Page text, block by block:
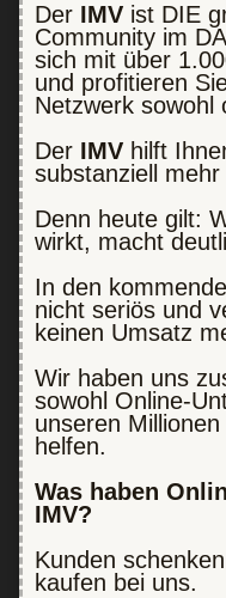
Der IMVist DIE
Community im
sich mit über
und profitieren
Netzwerk sowohl
Der IMVhilft
substanziell
Denn heute gilt:
wirkt, macht
In den
nicht seriös und
keinen Umsatz
Wir haben uns
sowohl Online-
unseren
helfen.
Was haben
IMV?
Kunden
kaufen bei uns.